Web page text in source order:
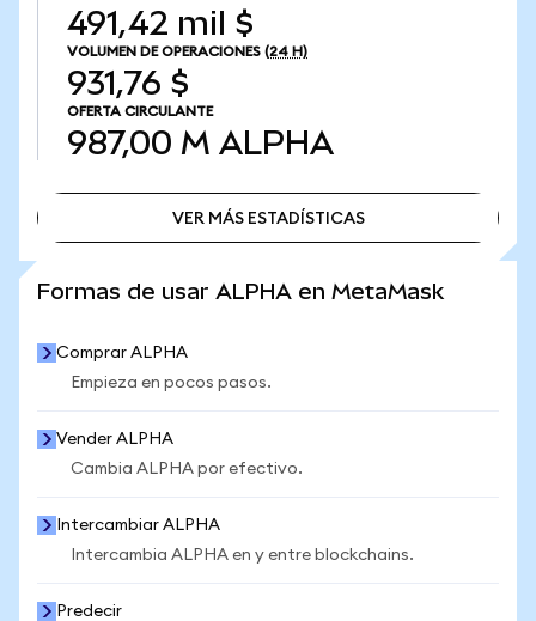
491,42 mil $
VOLUMEN DE OPERACIONES (24 H)
931,76 $
OFERTA CIRCULANTE
987,00 M ALPHA
VER MÁS ESTADÍSTICAS
Formas de usar ALPHA en MetaMask
Comprar ALPHA
Empieza en pocos pasos.
Vender ALPHA
Cambia ALPHA por efectivo.
Intercambiar ALPHA
Intercambia ALPHA en y entre blockchains.
Predecir